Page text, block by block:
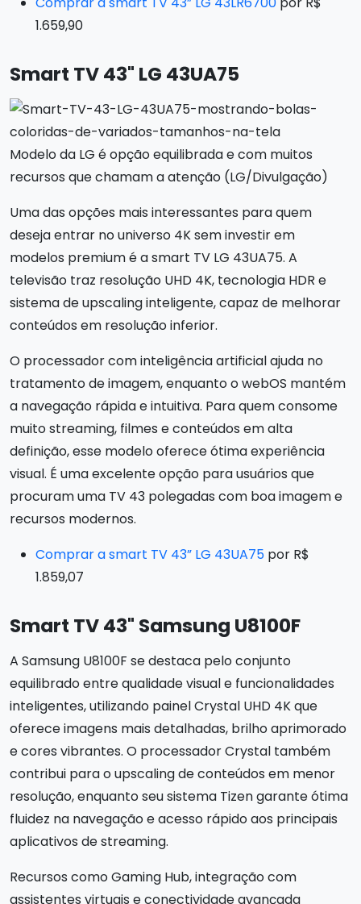
1.659,90
Smart TV 43" LG 43UA75
Modelo da LG é opção equilibrada e com muitos
recursos que chamam a atenção (LG/Divulgação)
Uma das opções mais interessantes para quem
deseja entrar no universo 4K sem investir em
modelos premium é a smart TV LG 43UA75. A
televisão traz resolução UHD 4K, tecnologia HDR e
sistema de upscaling inteligente, capaz de melhorar
conteúdos em resolução inferior.
O processador com inteligência artificial ajuda no
tratamento de imagem, enquanto o webOS mantém
a navegação rápida e intuitiva. Para quem consome
muito streaming, filmes e conteúdos em alta
definição, esse modelo oferece ótima experiência
visual. É uma excelente opção para usuários que
procuram uma TV 43 polegadas com boa imagem e
recursos modernos.
Comprar a smart TV 43” LG 43UA75 por R$
1.859,07
Smart TV 43" Samsung U8100F
A Samsung U8100F se destaca pelo conjunto
equilibrado entre qualidade visual e funcionalidades
inteligentes, utilizando painel Crystal UHD 4K que
oferece imagens mais detalhadas, brilho aprimorado
e cores vibrantes. O processador Crystal também
contribui para o upscaling de conteúdos em menor
resolução, enquanto seu sistema Tizen garante ótima
fluidez na navegação e acesso rápido aos principais
aplicativos de streaming.
Recursos como Gaming Hub, integração com
assistentes virtuais e conectividade avançada